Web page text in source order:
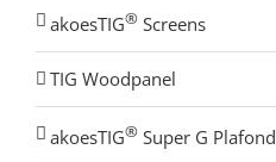
akoesTIG® Screens
TIG Woodpanel
akoesTIG® Super G Plafond